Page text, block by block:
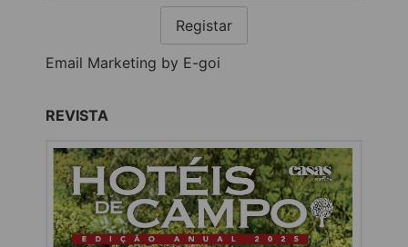
Registar
Email Marketing by E-goi
REVISTA